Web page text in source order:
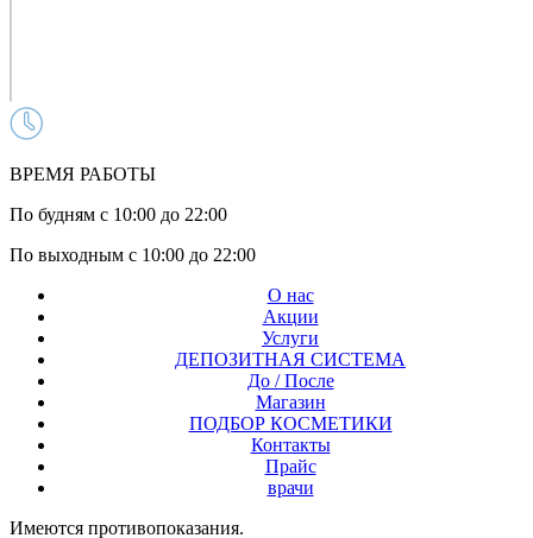
ВРЕМЯ РАБОТЫ
По будням с 10:00 до 22:00
По выходным с 10:00 до 22:00
О нас
Акции
Услуги
ДЕПОЗИТНАЯ СИСТЕМА
До / После
Магазин
ПОДБОР КОСМЕТИКИ
Контакты
Прайс
врачи
Имеются противопоказания.